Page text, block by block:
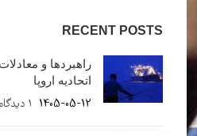
RECENT POSTS
راهبردها و
اتحادیه اروپا
1405-05-12 ۱ دیدگاه